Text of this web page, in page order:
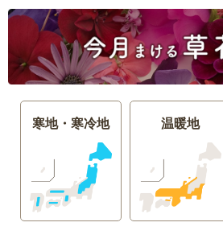
寒地・寒冷地 温暖地